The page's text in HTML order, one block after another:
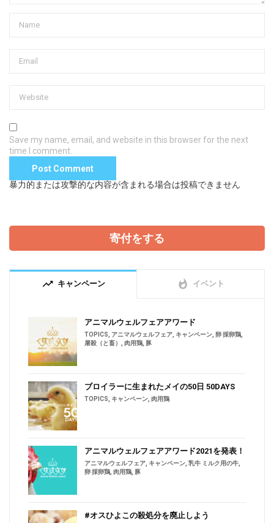
Save my name, email, and website in this browser for the next
time I comment.
暴力的または攻撃的な内容が含まれる場合は投稿できません
寄付をする
trending_up キャンペーン whatshot イベント
アニマルウェルフェアアワード
TOPICS アニマルウェルフェア キャンペーン 卵 採卵鶏
屠殺（と畜）
肉用鶏 豚
ブロイラーに生まれたメイの50日 50DAYS
TOPICS キャンペーン 肉用鶏
アニマルウェルフェアアワード2021を発表！
アニマルウェルフェア キャンペーン 乳牛 ミルク用の牛
卵 採卵鶏 肉用鶏 豚
#オスひよこの殺処分を廃止しよう